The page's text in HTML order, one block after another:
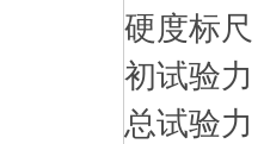
硬度标
初试验力
总试验